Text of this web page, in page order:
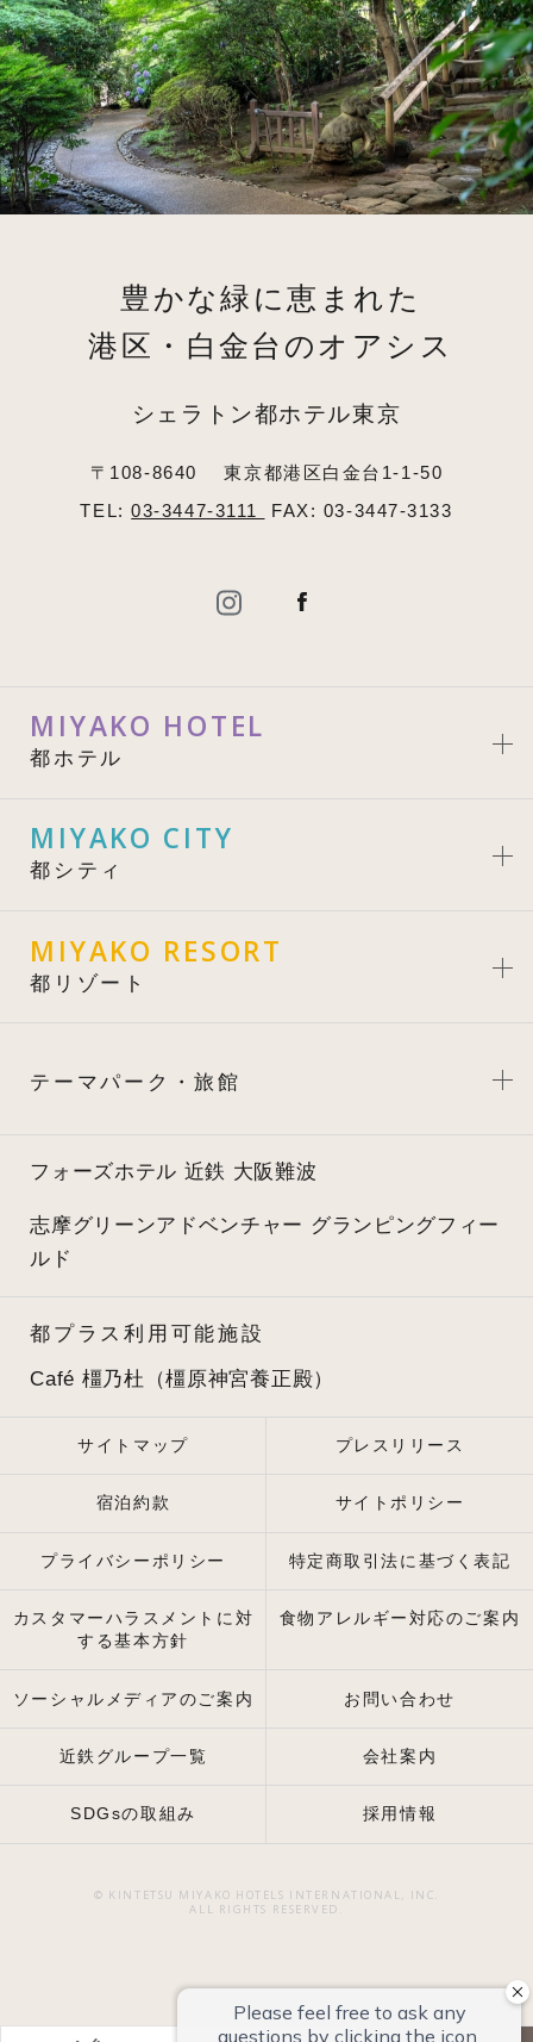
豊かな緑に恵まれた
港区・白金台のオアシス
シェラトン都ホテル東京
〒108-8640
東京都港区白金台1-1-50
TEL:03-3447-3111 FAX: 03-3447-3133
MIYAKO HOTEL
都ホテル
MIYAKO CITY
都シティ
MIYAKO RESORT
都リゾート
テーマパーク・旅館
フォーズホテル 近鉄 大阪難波
志摩グリーンアドベンチャー グランピングフィー
ルド
都プラス利用可能施設
Café 橿乃杜（橿原神宮養正殿）
サイトマップ プレスリリース
宿泊約款 サイトポリシー
プライバシーポリシー 特定商取引法に基づく表記
カスタマーハラスメントに対
する基本方針
食物アレルギー対応のご案内
ソーシャルメディアのご案内 お問い合わせ
近鉄グループ一覧 会社案内
SDGsの取組み 採用情報
© KINTETSU MIYAKO HOTELS INTERNATIONAL, INC.
ALL RIGHTS RESERVED.